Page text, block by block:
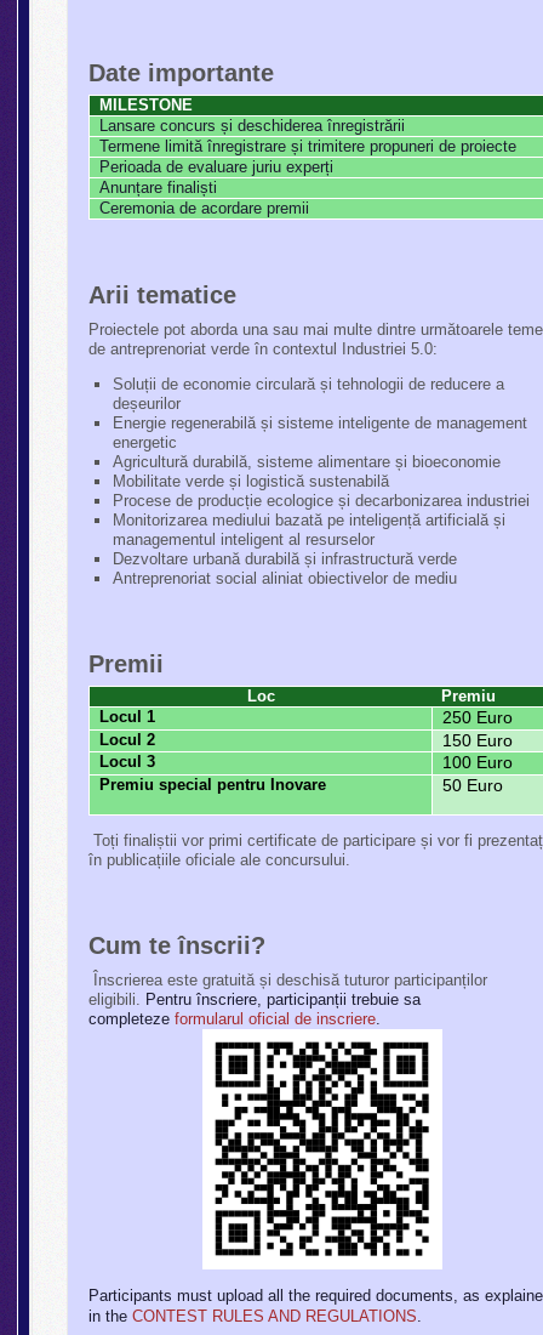
Date importante
MILESTONE
Lansare concurs și deschiderea înregistrării
Termene limită înregistrare și trimitere propuneri de proiecte
Perioada de evaluare juriu experți
Anunțare finaliști
Ceremonia de acordare premii
Arii tematice
Proiectele pot aborda una sau mai multe dintre următoarele teme
de antreprenoriat verde în contextul Industriei 5.0:
Soluții de economie circulară și tehnologii de reducere a
deșeurilor
Energie regenerabilă și sisteme inteligente de management
energetic
Agricultură durabilă, sisteme alimentare și bioeconomie
Mobilitate verde și logistică sustenabilă
Procese de producție ecologice și decarbonizarea industriei
Monitorizarea mediului bazată pe inteligență artificială și
managementul inteligent al resurselor
Dezvoltare urbană durabilă și infrastructură verde
Antreprenoriat social aliniat obiectivelor de mediu
Premii
Loc
Premiu
Locul 1
250 Euro
Locul 2 150 Euro
Locul 3 100 Euro
Premiu special pentru Inovare 50 Euro
Toți finaliștii vor primi certificate de participare și vor fi
în publicațiile oficiale ale concursului.
Cum te înscrii?
Înscrierea este gratuită și deschisă tuturor participanților
eligibili. Pentru înscriere, participanții trebuie sa
completezeformularul oficial de inscriere.
Participants must upload all the required documents, as
in theCONTEST RULES AND REGULATIONS.